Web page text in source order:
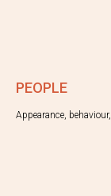
PEOPLE
Appearance,